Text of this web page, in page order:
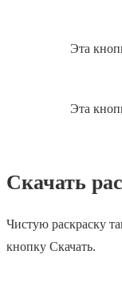
Эта
Эта
Скачать
Чистую раскраску
кнопку Скачать.